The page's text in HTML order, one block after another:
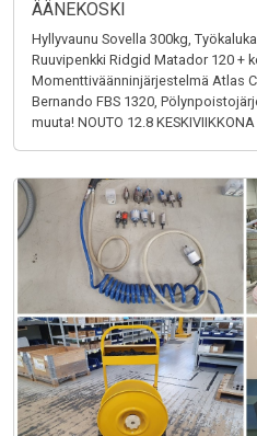
ÄÄNEKOSKI
Hyllyvaunu Sovella 300kg,
Ruuvipenkki Ridgid Matador 120 +
Momenttiväänninjärjestelmä Atlas
Bernando FBS 1320,
muuta! NOUTO 12.8